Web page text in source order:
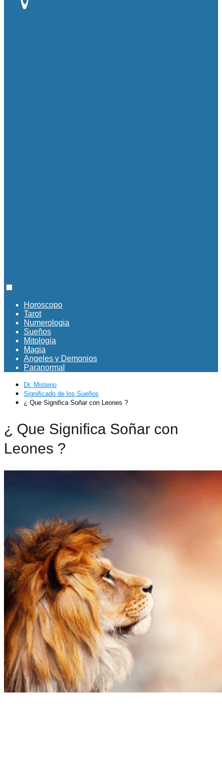
Horoscopo
Tarot
Numerologia
Sueños
Mitologia
Magia
Angeles y Demonios
Paranormal
Dr. Misterio
Significado de los Sueños
¿ Que Significa Soñar con Leones ?
¿ Que Significa Soñar con
Leones ?